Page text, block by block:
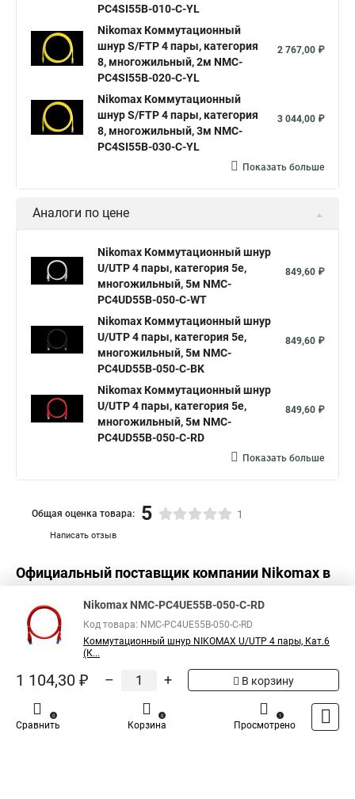
PC4SI55B-010-C-YL
Nikomax Коммутационный
шнур S/FTP 4 пары, категория
8, многожильный, 2м NMC-
PC4SI55B-020-C-YL
2 767,00 ₽
Nikomax Коммутационный
шнур S/FTP 4 пары, категория
8, многожильный, 3м NMC-
PC4SI55B-030-C-YL
3 044,00 ₽
Показать больше
Аналоги по цене
Nikomax Коммутационный шнур
U/UTP 4 пары, категория 5е,
многожильный, 5м NMC-
PC4UD55B-050-C-WT
849,60 ₽
Nikomax Коммутационный шнур
U/UTP 4 пары, категория 5е,
многожильный, 5м NMC-
PC4UD55B-050-C-BK
849,60 ₽
Nikomax Коммутационный шнур
U/UTP 4 пары, категория 5е,
многожильный, 5м NMC-
PC4UD55B-050-C-RD
849,60 ₽
Показать больше
Написать отзыв
Общая оценка товара: 5 1
Официальный поставщик компании Nikomax в
Nikomax NMC-PC4UE55B-050-C-RD
Код товара: NMC-PC4UE55B-050-C-RD
Коммутационный шнур NIKOMAX U/UTP 4 пары, Кат.6
(К...
1 104,30 ₽ – + В корзину
Сравнить
0
Корзина
0
Просмотрено
1